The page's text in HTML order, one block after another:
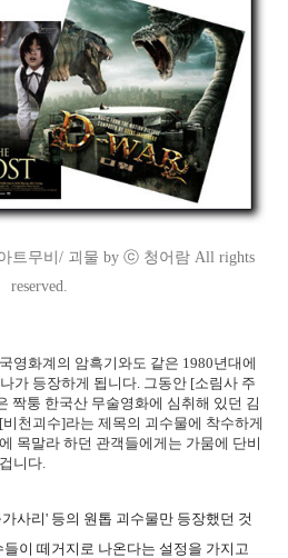
트무비/ 괴물 by ⓒ 청어람 All rights
reserved.
영화계의 암흑기와도 같은 1980년대에
가 등장하게 됩니다. 그동안 [소림사 주
짝퉁 한국산 무술영화에 심취해 있던 김
천괴수]라는 제목의 괴수물에 착수하게
목말라 하던 관객들에게는 가뭄에 단비
니다.
사리' 등의 원톱 괴수물만 등장했던 것
이 떼거지로 나온다는 설정을 가지고